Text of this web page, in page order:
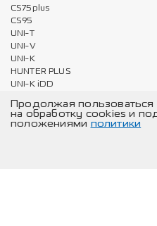
CS75plus
CS95
UNI-T
UNI-V
UNI-K
HUNTER PLUS
UNI-K iDD
Продолжая пользоваться
на обработку cookies и
положениями политики